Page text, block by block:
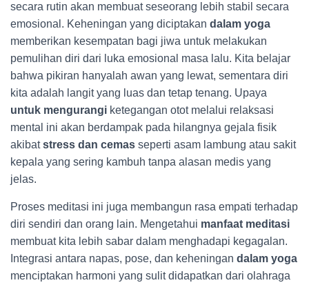
secara rutin akan membuat seseorang lebih stabil secara
emosional. Keheningan yang diciptakan dalam yoga
memberikan kesempatan bagi jiwa untuk melakukan
pemulihan diri dari luka emosional masa lalu. Kita belajar
bahwa pikiran hanyalah awan yang lewat, sementara diri
kita adalah langit yang luas dan tetap tenang. Upaya
untuk mengurangi ketegangan otot melalui relaksasi
mental ini akan berdampak pada hilangnya gejala fisik
akibatstress dan cemas seperti asam lambung atau sakit
kepala yang sering kambuh tanpa alasan medis yang
jelas.
Proses meditasi ini juga membangun rasa empati terhadap
diri sendiri dan orang lain. Mengetahui manfaat meditasi
membuat kita lebih sabar dalam menghadapi kegagalan.
Integrasi antara napas, pose, dan keheningan dalam yoga
menciptakan harmoni yang sulit didapatkan dari olahraga